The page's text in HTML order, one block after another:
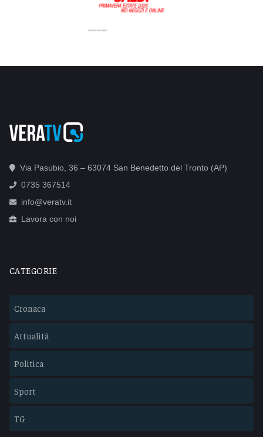
Via Pasubio, 36 – 63074 San Benedetto del Tronto (AP)
0735 367514
info@veratv.it
Lavora con noi
CATEGORIE
Cronaca
Attualità
Politica
Sport
TG